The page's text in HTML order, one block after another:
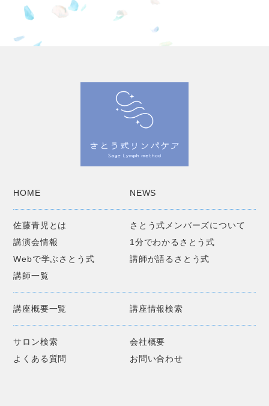
HOME NEWS
佐藤青児とは
さとう式メンバーズについて
講演会情報
1分でわかるさとう式
Webで学ぶさとう式
講師が語るさとう式
講師一覧
講座概要一覧 講座情報検索
サロン検索
会社概要
よくある質問
お問い合わせ